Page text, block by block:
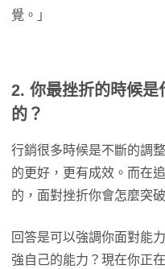
覺。」
2. 你最挫折的時候是
的？
行銷很多時候是不斷的調
的更好，更有成效。而在
的，面對挫折你會怎麼突
回答是可以強調你面對能
強自己的能力？現在你正